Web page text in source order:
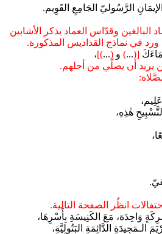
الرَّسُوليّ الجَامِعِ القَوِيم.
وقدّاس العماد يذكر الأشابين
ورد في نماذج القداديس المذكورة.
[(
...
) و (
...
)]،
يريد أن يصلّي من أجلهم.
هٰذِهِ،
انظُر الصفحة التالية.
وَاحِدَة، مَعَ الكَنِيسَةِ بِأَسْرِهَا،
الـمَجِيدَةِ الدَّائِمَةِ البَتُولِيَّةِ،